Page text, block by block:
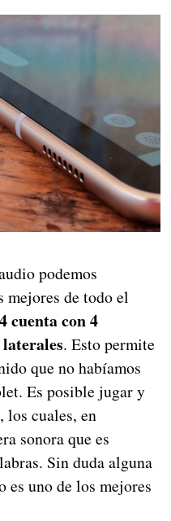
podemos
mejores de todo el
cuenta con 4
laterales. Esto permite
que no habíamos
Es posible jugar y
los cuales, en
sonora que es
Sin duda alguna
es uno de los mejores